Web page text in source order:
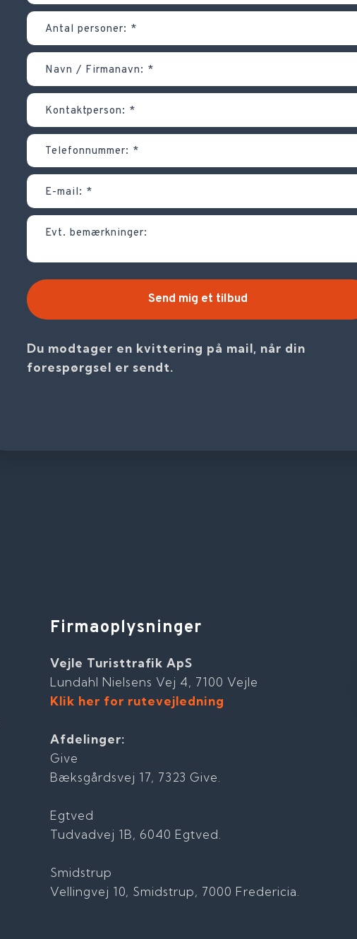
Du modtager en kvittering på mail, når din
forespørgsel er sendt.​
Firmaoplysninger
Vejle Turisttrafik ApS
Lundahl Nielsens Vej 4, 7100 Vejle
Klik her for rutevejledning
Afdelinger:
Give
Bæksgårdsvej 17, 7323 Give.
Egtved
Tudvadvej 1B, 6040 Egtved.
Smidstrup
Vellingvej 10, Smidstrup, 7000 Fredericia.